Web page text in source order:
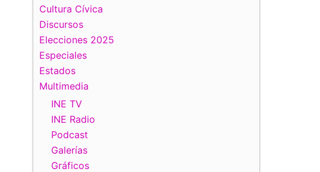
Cultura Cívica
Discursos
Elecciones 2025
Especiales
Estados
Multimedia
INE TV
INE Radio
Podcast
Galerías
Gráficos